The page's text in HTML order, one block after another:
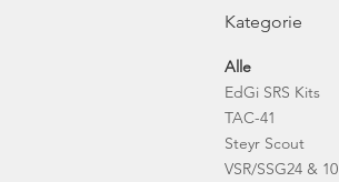
Kategorie
Alle
EdGi SRS Kits
TAC-41
Steyr Scout
VSR/SSG24 & 10